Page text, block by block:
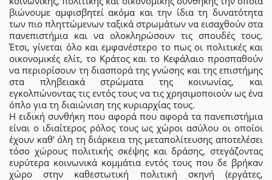
βιώνουμε αμφισβητεί ακόμα και την ίδια τη δυνατότητα
των πιο πληττώμενων ταξικά στρωμάτων να εισαχθούν στα
πανεπιστήμια και να ολοκληρώσουν τις σπουδές τους.
Έτσι, γίνεται όλο και εμφανέστερο το πως οι πολιτικές και
οικονομικές ελίτ, το Κράτος και το Κεφάλαιο προσπαθούν
να περιορίσουν τη διασπορά της γνώσης και της επιστήμης
στα πληβειακά στρώματα της κοινωνίας, και
εγκολπώνοντας τις εντός τους να τις χρησιμοποιούν ως ένα
όπλο για τη διαιώνιση της κυριαρχίας τους.
Η ειδική συνθήκη που αφορά που αφορά τα πανεπιστήμια
είναι ο ιδιαίτερος ρόλος τους ως χώροι ασύλου οι οποίοι
έχουν καθ’ όλη τη διάρκεια της μεταπολίτευσης αποτελέσει
τόσο χώρους πολιτικής σκέψης και δράσης, στεγάζοντας
ευρύτερα κοινωνικά κομμάτια εντός τους που δε βρήκαν
χώρο στην καθεστωτική πολιτική σκηνή (εργάτες,